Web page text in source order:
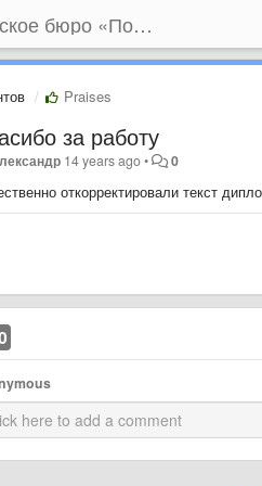
Редакторское бюро «По правилам»
Praises
за работу
14 years ago• 0
откорректировали текст